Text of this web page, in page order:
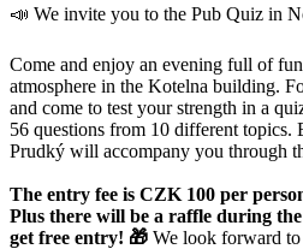
📣 We invite you to the Pub Quiz in
Come and enjoy an evening full of
atmosphere in the Kotelna building.
and come to test your strength in a
56 questions from 10 different topics.
Prudký will accompany you through
The entry fee is CZK 100 per
Plus there will be a raffle during
get free entry! 🎁 We look forward